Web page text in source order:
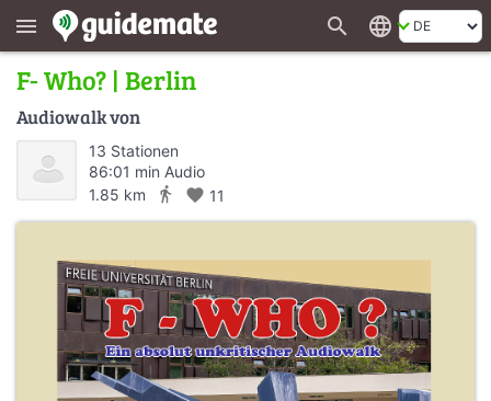
menu search language
F- Who? | Berlin
Audiowalk von
13 Stationen
86:01 min Audio
1.85 km
directions_walk favorite 11